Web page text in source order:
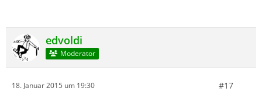
edvoldi
Moderator
18. Januar 2015 um 19:30 #17